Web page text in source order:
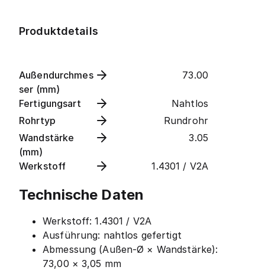
Produktdetails
Außendurchmes
ser (mm)
73.00
Fertigungsart
Nahtlos
Rohrtyp
Rundrohr
Wandstärke
(mm)
3.05
Werkstoff 1.4301 / V2A
Technische Daten
Werkstoff: 1.4301 / V2A
Ausführung: nahtlos gefertigt
Abmessung (Außen-Ø × Wandstärke):
73,00 × 3,05 mm